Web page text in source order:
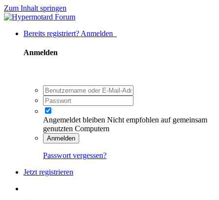
Zum Inhalt springen
Bereits registriert? Anmelden
Anmelden
Angemeldet bleiben Nicht empfohlen auf gemeinsam
genutzten Computern
Anmelden
Passwort vergessen?
Jetzt registrieren